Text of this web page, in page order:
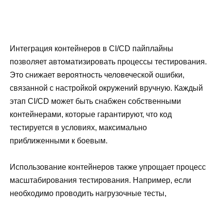
Интеграция контейнеров в CI/CD пайплайны
позволяет автоматизировать процессы тестирования.
Это снижает вероятность человеческой ошибки,
связанной с настройкой окружений вручную. Каждый
этап CI/CD может быть снабжен собственными
контейнерами, которые гарантируют, что код
тестируется в условиях, максимально
приближенными к боевым.
Использование контейнеров также упрощает процесс
масштабирования тестирования. Например, если
необходимо проводить нагрузочные тесты,